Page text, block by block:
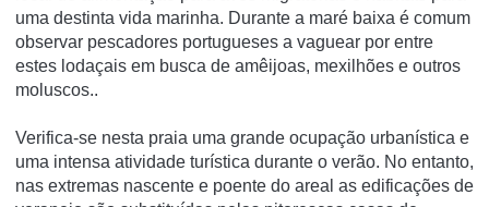
uma destinta vida marinha. Durante a maré baixa é comum
observar pescadores portugueses a vaguear por entre
estes lodaçais em busca de amêijoas, mexilhões e outros
moluscos..
Verifica-se nesta praia uma grande ocupação urbanística e
uma intensa atividade turística durante o verão. No entanto,
nas extremas nascente e poente do areal as edificações de